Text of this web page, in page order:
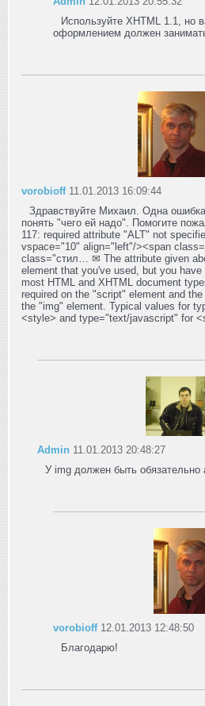
Используйте XHTML 1.1, но
оформлением должен
vorobioff 11.01.2013 16:09:44
Здравствуйте Михаил. Одна
понять "чего ей надо". Помогите
117: required attribute "ALT" not
vspace="10" align="left"/><span
class="стил… ✉ The attribute given
element that you've used, but you
most HTML and XHTML document
required on the "script" element and
the "img" element. Typical values for
<style> and type="text/javascript" for
Admin 11.01.2013 20:48:27
У img должен быть обязательно
vorobioff 12.01.2013 12:48:50
Благодарю!